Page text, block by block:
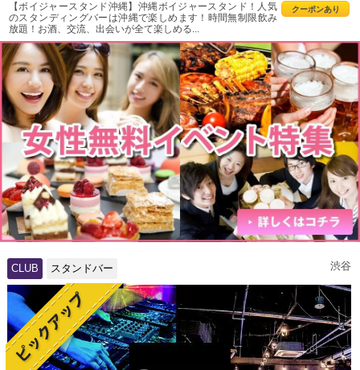
クーポンあり
【ボイジャースタンド沖縄】沖縄ボイジャースタンド！人気
のスタンディングバーは沖縄で楽しめます！時間無制限飲み
放題！お酒、交流、出会いが全て楽しめる...
CLUB スタンドバー 渋谷